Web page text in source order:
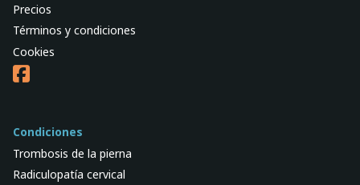
Precios
Términos y condiciones
Cookies
Condiciones
Trombosis de la pierna
Radiculopatía cervical